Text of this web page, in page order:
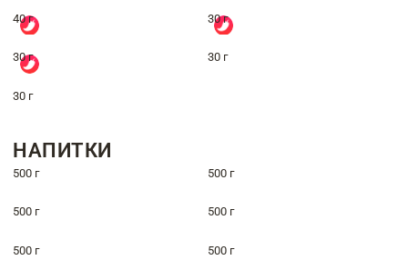
40 г 30 г
30 г 30 г
30 г
НАПИТКИ
500 г 500 г
500 г 500 г
500 г 500 г